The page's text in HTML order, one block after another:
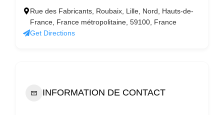
Rue des Fabricants, Roubaix, Lille, Nord, Hauts-de-
France, France métropolitaine, 59100, France
Get Directions
INFORMATION DE CONTACT